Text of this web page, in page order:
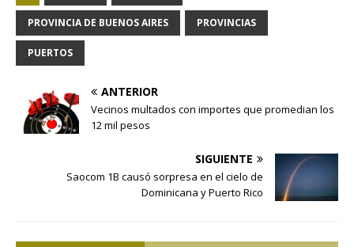
PROVINCIA DE BUENOS AIRES PROVINCIAS
PUERTOS
ANTERIOR
Vecinos multados con importes que promedian los
12 mil pesos
SIGUIENTE
Saocom 1B causó sorpresa en el cielo de
Dominicana y Puerto Rico